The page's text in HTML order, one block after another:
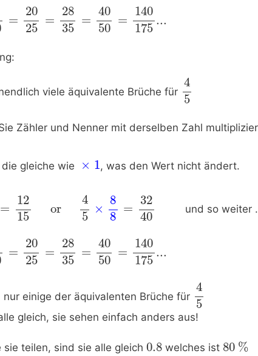
=
20
25
=
28
35
=
40
50
=
140
175
...
viele äquivalente Brüche für
4
5
Zähler und Nenner mit derselben Zahl
gleiche wie × 1, was den Wert nicht ändert.
=
12
15
    or
4
5
×
8
8
=
32
40
und so weiter
=
20
25
=
28
35
=
40
50
=
140
175
...
nur einige der äquivalenten Brüche für
4
5
gleich, sie sehen einfach anders aus!
sie teilen, sind sie alle gleich 0.8 welches ist 80 %